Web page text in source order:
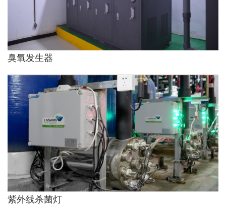
臭氧发生器
紫外线杀菌灯